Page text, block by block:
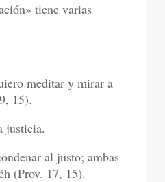
tiene varias
meditar y mirar a
15).
justicia.
al justo; ambas
(Prov. 17, 15).